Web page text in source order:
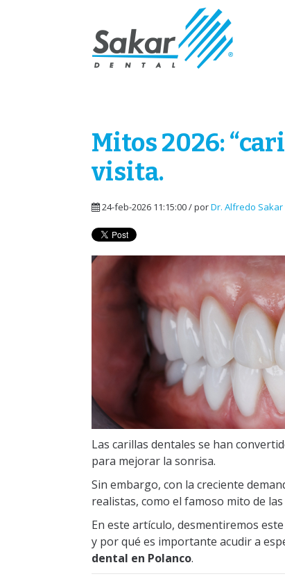
Mitos 2026:
visita.
24-feb-2026 11:15:00 / porDr. Alfredo Sakar
Las carillas dentales se han
para mejorar la sonrisa.
Sin embargo, con la creciente
realistas, como el famoso mito de las
En este artículo, desmentiremos
y por qué es importante acudir a
dental en Polanco.